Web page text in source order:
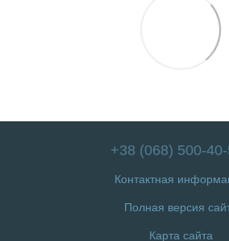
+38 (068) 500-
Контактная
Полная версия
Карта сайта